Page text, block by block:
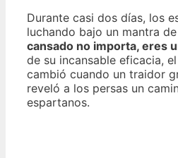
Durante casi dos días, los
luchando bajo un mantra
cansado no importa, eres
de su incansable eficacia,
cambió cuando un traidor
reveló a los persas un
espartanos.